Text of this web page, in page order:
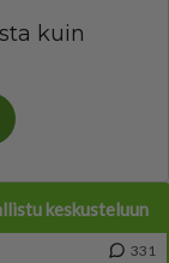
kuin
keskusteluun
331